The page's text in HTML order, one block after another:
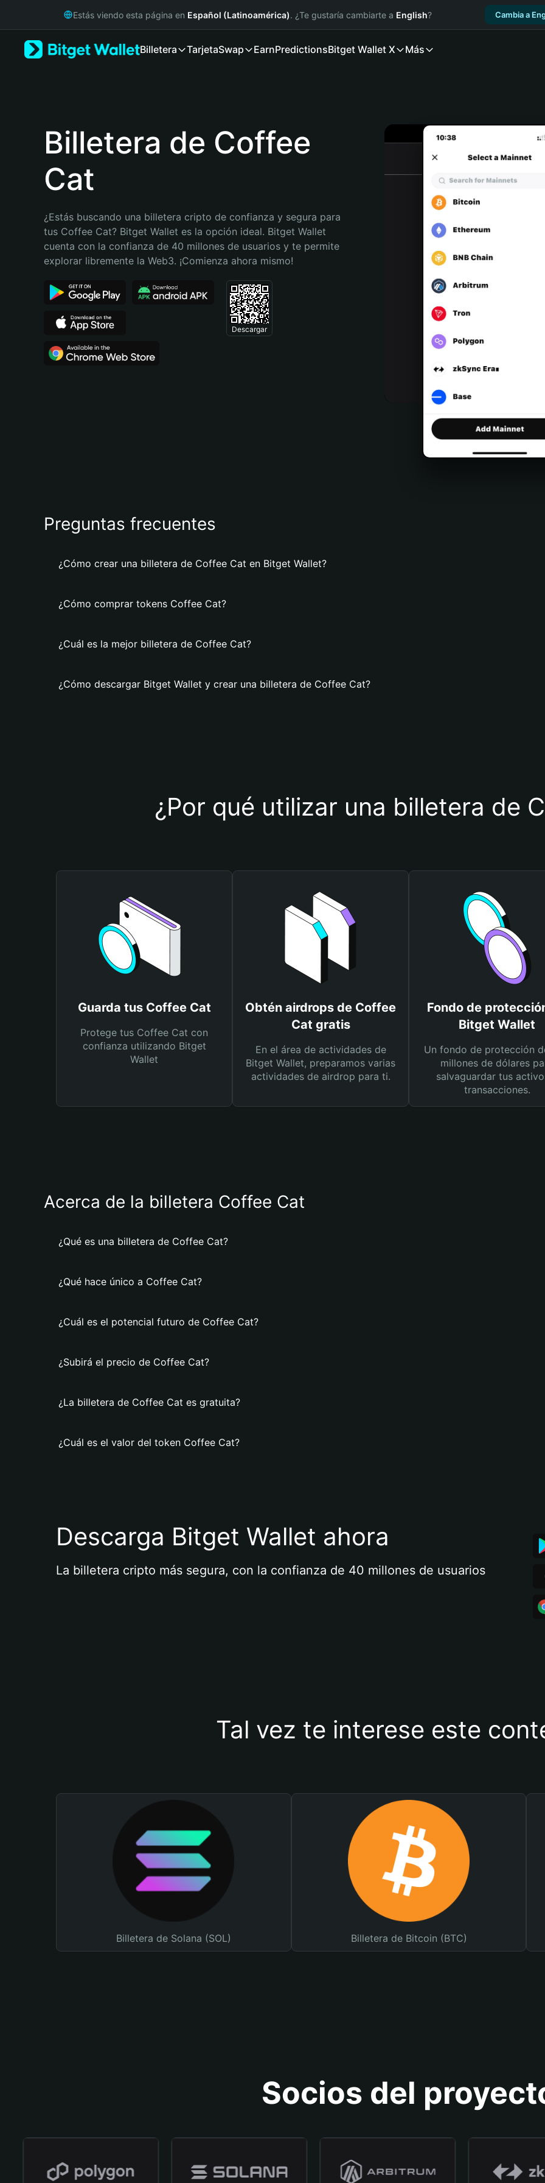
Русский
Português (Portugal)
Bahasa Indonesia
Português (Brasil)
Español (Argentina)
Estás viendo esta página en Español (Latinoamérica). ¿Te gustaría cambiarte a English? Cambia a
Billetera TarjetaSwap EarnPredictionsBitget Wallet X Más
Billetera de Coffee
Cat
¿Estás buscando una billetera cripto de confianza y segura para
tus Coffee Cat? Bitget Wallet es la opción ideal. Bitget Wallet
cuenta con la confianza de 40 millones de usuarios y te permite
explorar libremente la Web3. ¡Comienza ahora mismo!
Descargar
Preguntas frecuentes
¿Cómo crear una billetera de Coffee Cat en Bitget Wallet?
¿Cómo comprar tokens Coffee Cat?
¿Cuál es la mejor billetera de Coffee Cat?
¿Cómo descargar Bitget Wallet y crear una billetera de Coffee Cat?
¿Por qué utilizar una billetera de
Guarda tus Coffee Cat
Protege tus Coffee Cat con
confianza utilizando Bitget
Wallet
Obtén airdrops de Coffee
Cat gratis
En el área de actividades de
Bitget Wallet, preparamos varias
actividades de airdrop para ti.
Fondo de
Bitget Wallet
Un fondo de protección
millones de dólares
salvaguardar tus
transacciones.
Acerca de la billetera Coffee Cat
¿Qué es una billetera de Coffee Cat?
¿Qué hace único a Coffee Cat?
¿Cuál es el potencial futuro de Coffee Cat?
¿Subirá el precio de Coffee Cat?
¿La billetera de Coffee Cat es gratuita?
¿Cuál es el valor del token Coffee Cat?
Descarga Bitget Wallet ahora
La billetera cripto más segura, con la confianza de 40 millones de usuarios
Tal vez te interese este
Billetera de Solana (SOL) Billetera de Bitcoin (BTC)
Socios del